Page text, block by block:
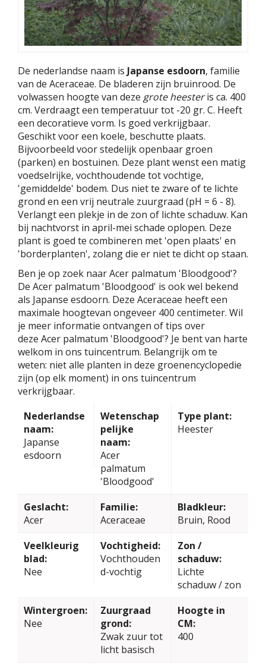
De nederlandse naam is Japanse esdoorn, familie
van de Aceraceae. De bladeren zijn bruinrood. De
volwassen hoogte van deze grote heesteris ca. 400
cm. Verdraagt een temperatuur tot -20 gr. C. Heeft
een decoratieve vorm. Is goed verkrijgbaar.
Geschikt voor een koele, beschutte plaats.
Bijvoorbeeld voor stedelijk openbaar groen
(parken) en bostuinen. Deze plant wenst een matig
voedselrijke, vochthoudende tot vochtige,
'gemiddelde' bodem. Dus niet te zware of te lichte
grond en een vrij neutrale zuurgraad (pH = 6 - 8).
Verlangt een plekje in de zon of lichte schaduw. Kan
bij nachtvorst in april-mei schade oplopen. Deze
plant is goed te combineren met 'open plaats' en
'borderplanten', zolang die er niet te dicht op staan.
Ben je op zoek naar Acer palmatum 'Bloodgood'?
De Acer palmatum 'Bloodgood' is ook wel bekend
als Japanse esdoorn. Deze Aceraceae heeft een
maximale hoogtevan ongeveer 400 centimeter. Wil
je meer informatie ontvangen of tips over
deze Acer palmatum 'Bloodgood'? Je bent van harte
welkom in ons tuincentrum. Belangrijk om te
weten: niet alle planten in deze groenencyclopedie
zijn (op elk moment) in ons tuincentrum
verkrijgbaar.
Nederlandse
naam:
Japanse
esdoorn
Wetenschap
pelijke
naam:
Acer
palmatum
'Bloodgood'
Type plant:
Heester
Geslacht:
Acer
Familie:
Aceraceae
Bladkleur:
Bruin, Rood
Veelkleurig
blad:
Nee
Vochtigheid:
Vochthouden
d-vochtig
Zon /
schaduw:
Lichte
schaduw / zon
Wintergroen:
Nee
Zuurgraad
grond:
Zwak zuur tot
licht basisch
Hoogte in
CM:
400